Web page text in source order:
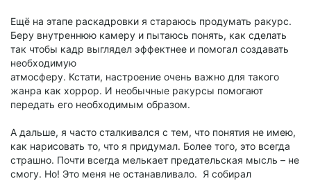
Ещё на этапе раскадровки я стараюсь продумать ракурс.
Беру внутреннюю камеру и пытаюсь понять, как сделать
так чтобы кадр выглядел эффектнее и помогал создавать
необходимую
атмосферу. Кстати, настроение очень важно для такого
жанра как хоррор. И необычные ракурсы помогают
передать его необходимым образом.
А дальше, я часто сталкивался с тем, что понятия не имею,
как нарисовать то, что я придумал. Более того, это всегда
страшно. Почти всегда мелькает предательская мысль – не
смогу. Но! Это меня не останавливало. Я собирал